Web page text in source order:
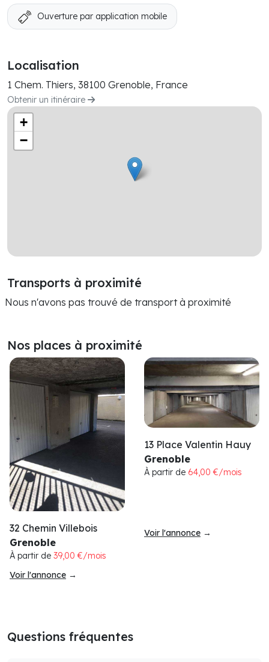
Ouverture par application mobile
Localisation
1 Chem. Thiers, 38100 Grenoble, France
Obtenir un itinéraire
+
−
Transports à proximité
Nous n'avons pas trouvé de transport à proximité
Nos places à proximité
32 Chemin Villebois
Grenoble
À partir de 39,00 €/mois
Voir l'annonce →
13 Place Valentin Hauy
Grenoble
À partir de 64,00 €/mois
Voir l'annonce →
Questions fréquentes